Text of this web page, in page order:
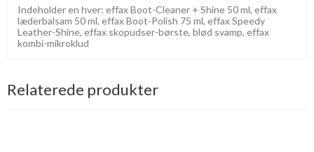
Indeholder en hver: effax Boot-Cleaner + Shine 50 ml, effax
læderbalsam 50 ml, effax Boot-Polish 75 ml, effax Speedy
Leather-Shine, effax skopudser-børste, blød svamp, effax
kombi-mikroklud
Relaterede produkter